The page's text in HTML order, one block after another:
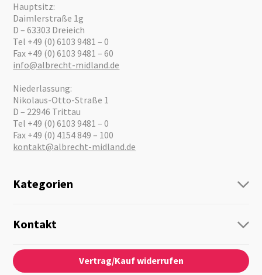
Hauptsitz:
Daimlerstraße 1g
D – 63303 Dreieich
Tel +49 (0) 6103 9481 – 0
Fax +49 (0) 6103 9481 – 60
info@albrecht-midland.de
Niederlassung:
Nikolaus-Otto-Straße 1
D – 22946 Trittau
Tel +49 (0) 6103 9481 – 0
Fax +49 (0) 4154 849 – 100
kontakt@albrecht-midland.de
Kategorien
Personenführung
Audio
Notfallvorsorge
Kontakt
Kontaktformular
Über Uns
News
Vertrag/Kauf widerrufen